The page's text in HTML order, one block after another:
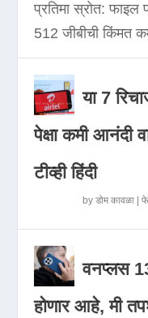
प्रतिमा स्रोत:
512 जीबीची किंमत
या 7
पेक्षा कमी आनंदी
टीव्ही हिंदी
byडोम कावळा |
वनप्लस
होणार आहे, मी